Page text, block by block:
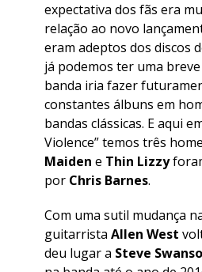
expectativa dos fãs era
relação ao novo
eram adeptos dos discos
já podemos ter uma
banda iria fazer
constantes álbuns em
bandas clássicas. E aqui
Violence” temos três
Maiden e Thin Lizzy
por Chris Barnes.
Com uma sutil mudança
guitarrista Allen West
deu lugar a Steve